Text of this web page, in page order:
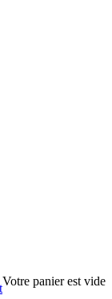
Votre panier est vide